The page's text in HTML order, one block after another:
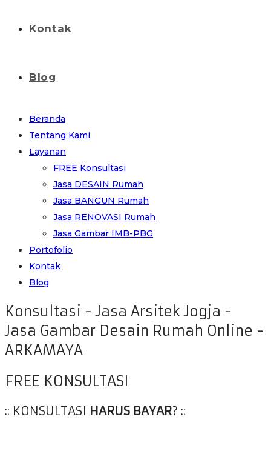
Kontak
Blog
Beranda
Tentang Kami
Layanan
FREE Konsultasi
Jasa DESAIN Rumah
Jasa BANGUN Rumah
Jasa RENOVASI Rumah
Jasa Gambar IMB-PBG
Portofolio
Kontak
Blog
Konsultasi - Jasa Arsitek Jogja -
Jasa Gambar Desain Rumah Online -
ARKAMAYA
FREE KONSULTASI
:: KONSULTASI HARUS BAYAR? ::